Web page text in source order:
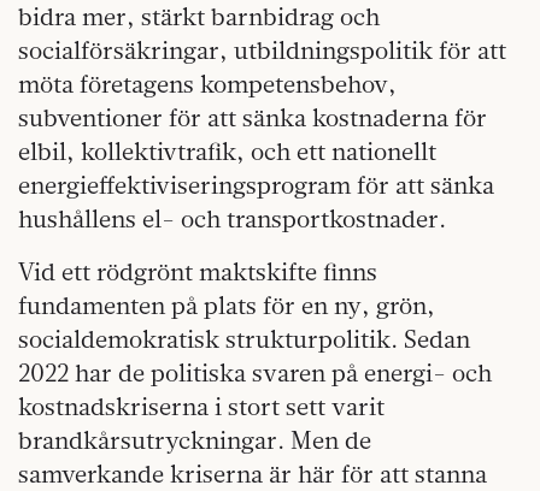
bidra mer, stärkt barnbidrag och
socialförsäkringar, utbildningspolitik för att
möta företagens kompetensbehov,
subventioner för att sänka kostnaderna för
elbil, kollektivtrafik, och ett nationellt
energieffektiviseringsprogram för att sänka
hushållens el- och transportkostnader.
Vid ett rödgrönt maktskifte finns
fundamenten på plats för en ny, grön,
socialdemokratisk strukturpolitik. Sedan
2022 har de politiska svaren på energi- och
kostnadskriserna i stort sett varit
brandkårsutryckningar. Men de
samverkande kriserna är här för att stanna